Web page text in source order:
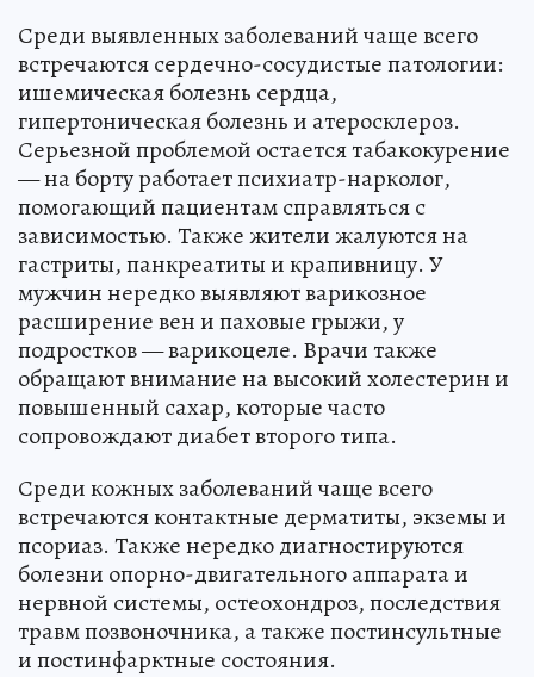
Среди выявленных заболеваний чаще всего
встречаются сердечно-сосудистые патологии:
ишемическая болезнь сердца,
гипертоническая болезнь и атеросклероз.
Серьезной проблемой остается табакокурение
— на борту работает психиатр-нарколог,
помогающий пациентам справляться с
зависимостью. Также жители жалуются на
гастриты, панкреатиты и крапивницу. У
мужчин нередко выявляют варикозное
расширение вен и паховые грыжи, у
подростков — варикоцеле. Врачи также
обращают внимание на высокий холестерин и
повышенный сахар, которые часто
сопровождают диабет второго типа.
Среди кожных заболеваний чаще всего
встречаются контактные дерматиты, экземы и
псориаз. Также нередко диагностируются
болезни опорно-двигательного аппарата и
нервной системы, остеохондроз, последствия
травм позвоночника, а также постинсультные
и постинфарктные состояния.